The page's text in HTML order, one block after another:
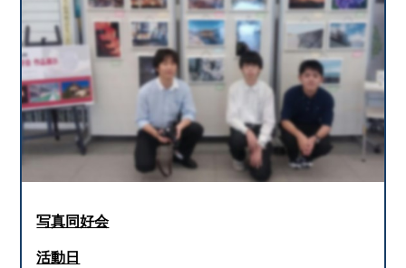
写真同好会
活動日